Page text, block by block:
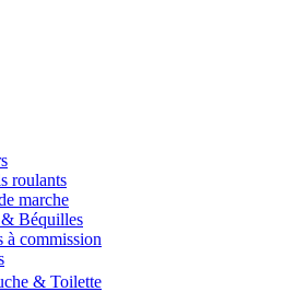
roulants
marche
& Béquilles
à commission
& Toilette